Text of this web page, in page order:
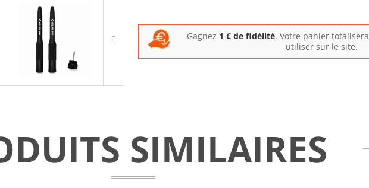
Gagnez 1 € de fidélité. Votre panier totalisera
utiliser sur le site.
SIMILAIRES